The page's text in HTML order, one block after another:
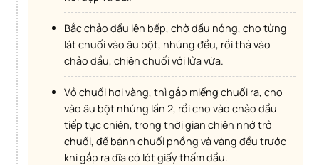
Bắc chảo dầu lên bếp, chờ dầu nóng, cho từng
lát chuối vào âu bột, nhúng đều, rồi thả vào
chảo dầu, chiên chuối với lửa vừa.
Vỏ chuối hơi vàng, thì gắp miếng chuối ra, cho
vào âu bột nhúng lần 2, rồi cho vào chảo dầu
tiếp tục chiên, trong thời gian chiên nhớ trở
chuối, đế bánh chuối phồng và vàng đều trước
khi gắp ra dĩa có lót giấy thấm dầu.